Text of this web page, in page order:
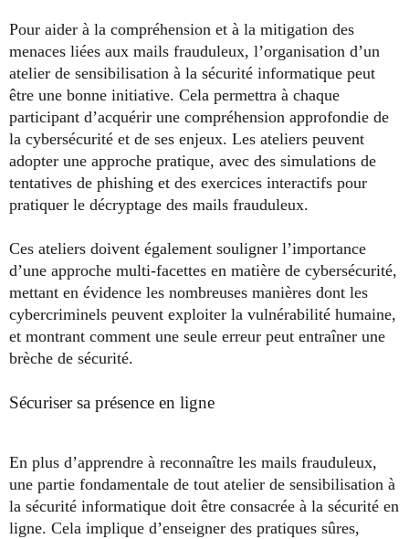
Pour aider à la compréhension et à la mitigation des
menaces liées aux mails frauduleux, l’organisation d’un
atelier de sensibilisation à la sécurité informatique peut
être une bonne initiative. Cela permettra à chaque
participant d’acquérir une compréhension approfondie de
la cybersécurité et de ses enjeux. Les ateliers peuvent
adopter une approche pratique, avec des simulations de
tentatives de phishing et des exercices interactifs pour
pratiquer le décryptage des mails frauduleux.
Ces ateliers doivent également souligner l’importance
d’une approche multi-facettes en matière de cybersécurité,
mettant en évidence les nombreuses manières dont les
cybercriminels peuvent exploiter la vulnérabilité humaine,
et montrant comment une seule erreur peut entraîner une
brèche de sécurité.
Sécuriser sa présence en ligne
En plus d’apprendre à reconnaître les mails frauduleux,
une partie fondamentale de tout atelier de sensibilisation à
la sécurité informatique doit être consacrée à la sécurité en
ligne. Cela implique d’enseigner des pratiques sûres,